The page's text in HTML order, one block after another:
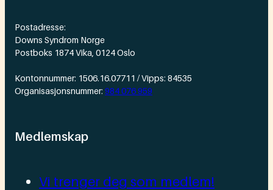
Postadresse:
Downs Syndrom Norge
Postboks 1874 Vika, 0124 Oslo
Kontonnummer: 1506.16.07711 / Vipps: 84535
Organisasjonsnummer: 984 076 959
Medlemskap
Vi trenger deg som medlem!